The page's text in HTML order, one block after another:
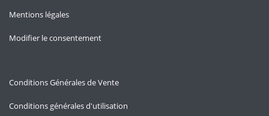
Mentions légales
Modifier le consentement
Conditions Générales de Vente
Conditions générales d'utilisation